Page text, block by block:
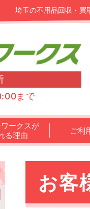
埼玉の不用品回収・買
まで
ークスが
る理由
ご利
お客